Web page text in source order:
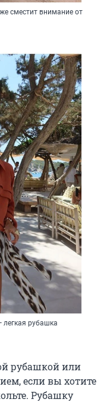
сместит внимание от
рубашка
рубашкой или
если вы хотите
Рубашку